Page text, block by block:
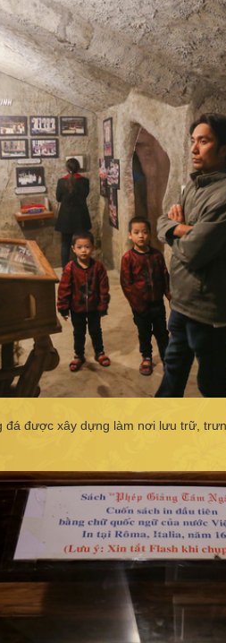
đá được xây dựng làm nơi lưu trữ,